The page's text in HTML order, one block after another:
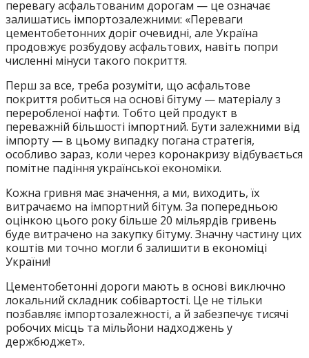
перевагу асфальтованим дорогам — це означає
залишатись імпортозалежними: «Переваги
цементобетонних доріг очевидні, але Україна
продовжує розбудову асфальтових, навіть попри
численні мінуси такого покриття.
Перш за все, треба розуміти, що асфальтове
покриття робиться на основі бітуму — матеріалу з
переробленої нафти. Тобто цей продукт в
переважній більшості імпортний. Бути залежними від
імпорту — в цьому випадку погана стратегія,
особливо зараз, коли через коронакризу відбувається
помітне падіння української економіки.
Кожна гривня має значення, а ми, виходить, їх
витрачаємо на імпортний бітум. За попередньою
оцінкою цього року більше 20 мільярдів гривень
буде витрачено на закупку бітуму. Значну частину цих
коштів ми точно могли б залишити в економіці
України!
Цементобетонні дороги мають в основі виключно
локальний складник собівартості. Це не тільки
позбавляє імпортозалежності, а й забезпечує тисячі
робочих місць та мільйони надходжень у
держбюджет».